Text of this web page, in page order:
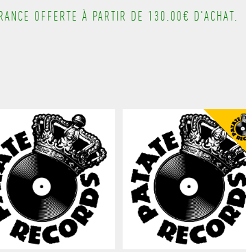
OFFERTE À PARTIR DE 130.00€ D'ACHAT.